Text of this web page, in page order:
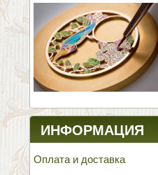
ИНФОРМАЦИЯ
Оплата и доставка